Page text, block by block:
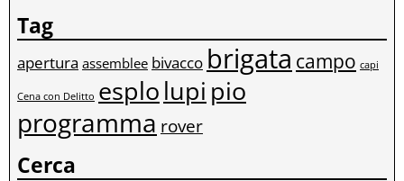
Tag
apertura assemblee bivacco brigata campo capi
Cena con Delitto esplolupi pio
programma rover
Cerca